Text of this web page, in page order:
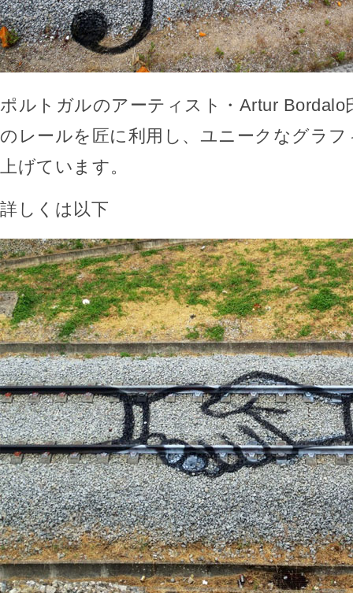
ポルトガルのアーティスト・Artur Bordalo
のレールを匠に利用し、ユニークなグラ
上げています。
詳しくは以下